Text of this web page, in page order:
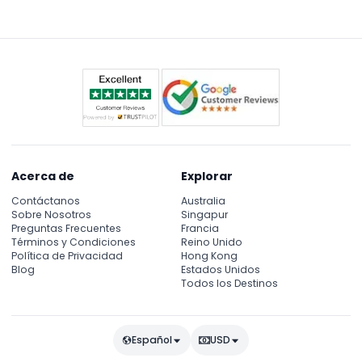
Acerca de
Contáctanos
Sobre Nosotros
Preguntas Frecuentes
Términos y Condiciones
Política de Privacidad
Blog
Explorar
Australia
Singapur
Francia
Reino Unido
Hong Kong
Estados Unidos
Todos los Destinos
Español USD